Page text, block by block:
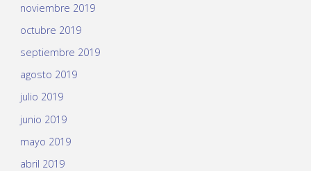
noviembre 2019
octubre 2019
septiembre 2019
agosto 2019
julio 2019
junio 2019
mayo 2019
abril 2019